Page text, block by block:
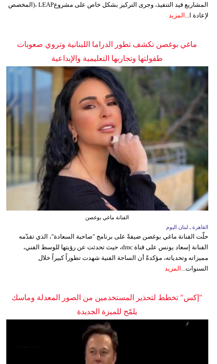
المشاريع قيد التنفيذ، وجرى التركيز بشكل خاص على مشروعLEAP ،(المخصص
لإعادة ا...
المزيد
ماغي بوغصن تكشف تطور الدراما اللبنانية وتروي صعوبات
طفولتها وتجاربها التعليمية والإبداعية
الفنانة ماغي بوغصن
القاهرة ـ لبنان اليوم
حلّت الفنانة ماغي بوغصن ضيفةً على برنامج "صاحبة السعادة"، الذي تقدّمه
الفنانة إسعاد يونس على قناة dmc، حيث تحدثت عن رؤيتها للوسط الفني،
مميزاته وتحدياته، مؤكدةً أن الساحة الفنية شهدت تطوراً كبيراً خلال
السنوات... المزيد
"إكس" تخطط لتحذير المستخدمين من الصور المعدلة وماسك
يلمّح للميزة الجديدة